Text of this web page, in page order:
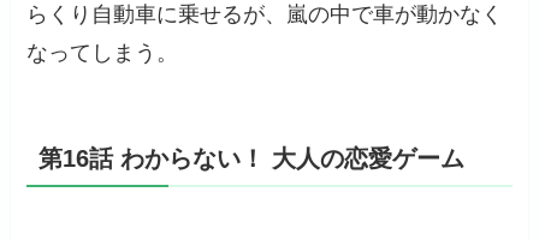
らくり自動車に乗せるが、嵐の中で車が動かなく
なってしまう。
第16話 わからない！ 大人の恋愛ゲーム